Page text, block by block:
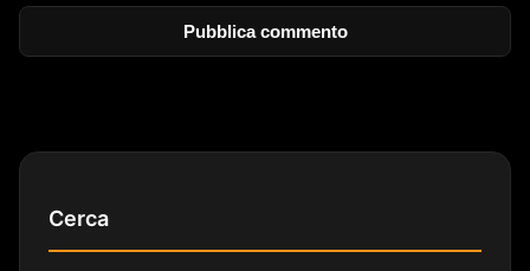
Cerca